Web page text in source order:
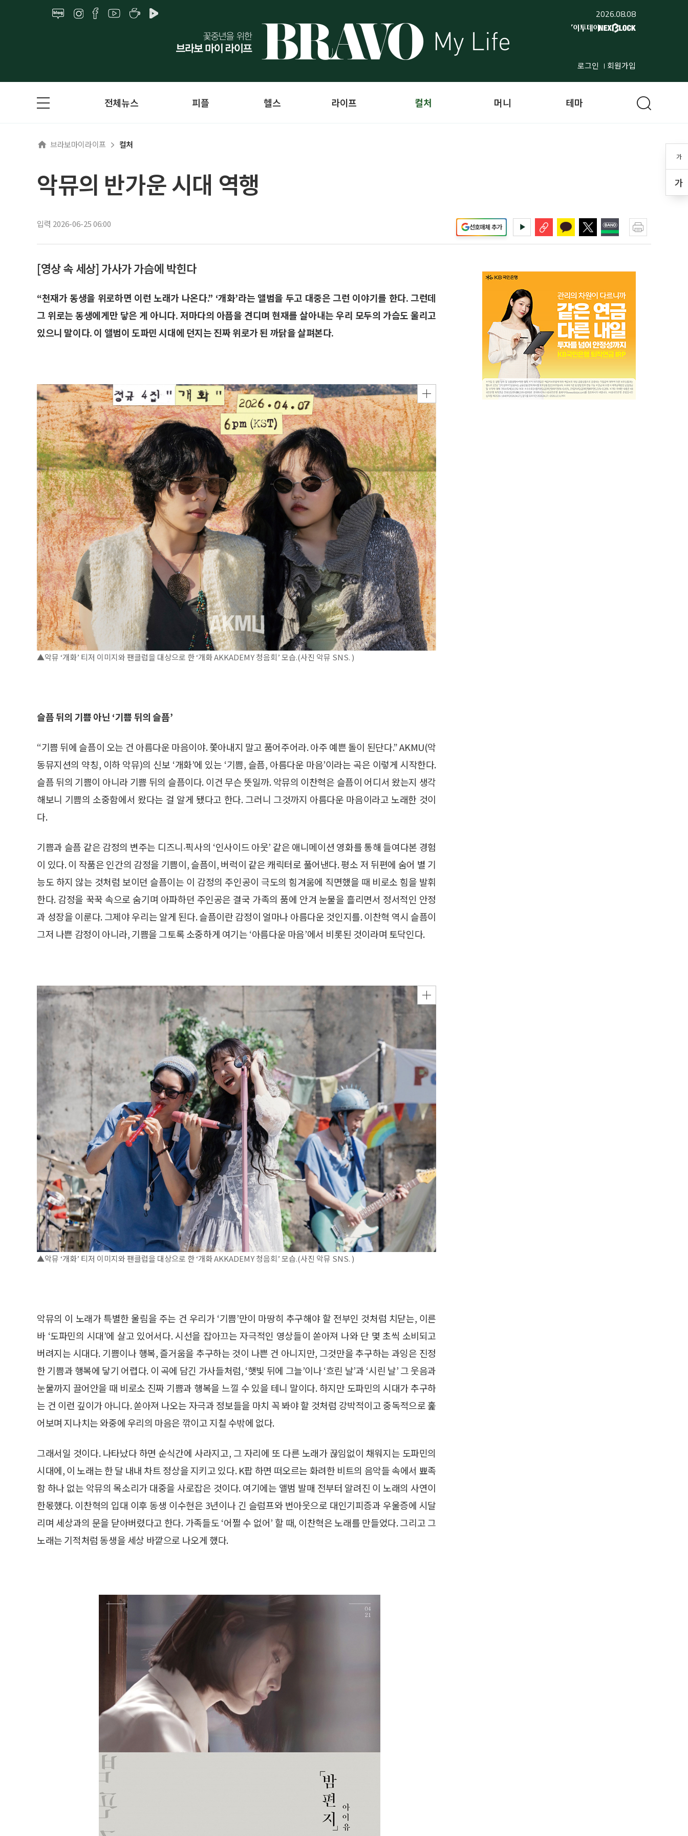
2026.08.08
로그인 회원가입
가
가
전체뉴스 피플 헬스 라이프 컬처 머니 테마
브라보마이라이프 컬처
악뮤의 반가운 시대 역행
입력 2026-06-25 06:00 선호매체 추가
[영상 속 세상] 가사가 가슴에 박힌다
“천재가 동생을 위로하면 이런 노래가 나온다.” ‘개화’라는 앨범을 두고 대중은 그런 이야기를 한다. 그런데
그 위로는 동생에게만 닿은 게 아니다. 저마다의 아픔을 견디며 현재를 살아내는 우리 모두의 가슴도 울리고
있으니 말이다. 이 앨범이 도파민 시대에 던지는 진짜 위로가 된 까닭을 살펴본다.
▲악뮤 ‘개화’ 티저 이미지와 팬클럽을 대상으로 한 ‘개화 AKKADEMY 청음회’ 모습.(사진 악뮤 SNS. )
슬픔 뒤의 기쁨 아닌 ‘기쁨 뒤의 슬픔’
“기쁨 뒤에 슬픔이 오는 건 아름다운 마음이야. 쫓아내지 말고 품어주어라. 아주 예쁜 돌이 된단다.” AKMU(악
동뮤지션의 약칭, 이하 악뮤)의 신보 ‘개화’에 있는 ‘기쁨, 슬픔, 아름다운 마음’이라는 곡은 이렇게 시작한다.
슬픔 뒤의 기쁨이 아니라 기쁨 뒤의 슬픔이다. 이건 무슨 뜻일까. 악뮤의 이찬혁은 슬픔이 어디서 왔는지 생각
해보니 기쁨의 소중함에서 왔다는 걸 알게 됐다고 한다. 그러니 그것까지 아름다운 마음이라고 노래한 것이
다.
기쁨과 슬픔 같은 감정의 변주는 디즈니‧픽사의 ‘인사이드 아웃’ 같은 애니메이션 영화를 통해 들여다본 경험
이 있다. 이 작품은 인간의 감정을 기쁨이, 슬픔이, 버럭이 같은 캐릭터로 풀어낸다. 평소 저 뒤편에 숨어 별 기
능도 하지 않는 것처럼 보이던 슬픔이는 이 감정의 주인공이 극도의 힘겨움에 직면했을 때 비로소 힘을 발휘
한다. 감정을 꾹꾹 속으로 숨기며 아파하던 주인공은 결국 가족의 품에 안겨 눈물을 흘리면서 정서적인 안정
과 성장을 이룬다. 그제야 우리는 알게 된다. 슬픔이란 감정이 얼마나 아름다운 것인지를. 이찬혁 역시 슬픔이
그저 나쁜 감정이 아니라, 기쁨을 그토록 소중하게 여기는 ‘아름다운 마음’에서 비롯된 것이라며 토닥인다.
▲악뮤 ‘개화’ 티저 이미지와 팬클럽을 대상으로 한 ‘개화 AKKADEMY 청음회’ 모습.(사진 악뮤 SNS. )
악뮤의 이 노래가 특별한 울림을 주는 건 우리가 ‘기쁨’만이 마땅히 추구해야 할 전부인 것처럼 치닫는, 이른
바 ‘도파민의 시대’에 살고 있어서다. 시선을 잡아끄는 자극적인 영상들이 쏟아져 나와 단 몇 초씩 소비되고
버려지는 시대다. 기쁨이나 행복, 즐거움을 추구하는 것이 나쁜 건 아니지만, 그것만을 추구하는 과잉은 진정
한 기쁨과 행복에 닿기 어렵다. 이 곡에 담긴 가사들처럼, ‘햇빛 뒤에 그늘’이나 ‘흐린 날’과 ‘시린 날’ 그 웃음과
눈물까지 끌어안을 때 비로소 진짜 기쁨과 행복을 느낄 수 있을 테니 말이다. 하지만 도파민의 시대가 추구하
는 건 이런 깊이가 아니다. 쏟아져 나오는 자극과 정보들을 마치 꼭 봐야 할 것처럼 강박적이고 중독적으로 훑
어보며 지나치는 와중에 우리의 마음은 깎이고 지칠 수밖에 없다.
그래서일 것이다. 나타났다 하면 순식간에 사라지고, 그 자리에 또 다른 노래가 끊임없이 채워지는 도파민의
시대에, 이 노래는 한 달 내내 차트 정상을 지키고 있다. K팝 하면 떠오르는 화려한 비트의 음악들 속에서 뾰족
함 하나 없는 악뮤의 목소리가 대중을 사로잡은 것이다. 여기에는 앨범 발매 전부터 알려진 이 노래의 사연이
한몫했다. 이찬혁의 입대 이후 동생 이수현은 3년이나 긴 슬럼프와 번아웃으로 대인기피증과 우울증에 시달
리며 세상과의 문을 닫아버렸다고 한다. 가족들도 ‘어쩔 수 없어’ 할 때, 이찬혁은 노래를 만들었다. 그리고 그
노래는 기적처럼 동생을 세상 바깥으로 나오게 했다.